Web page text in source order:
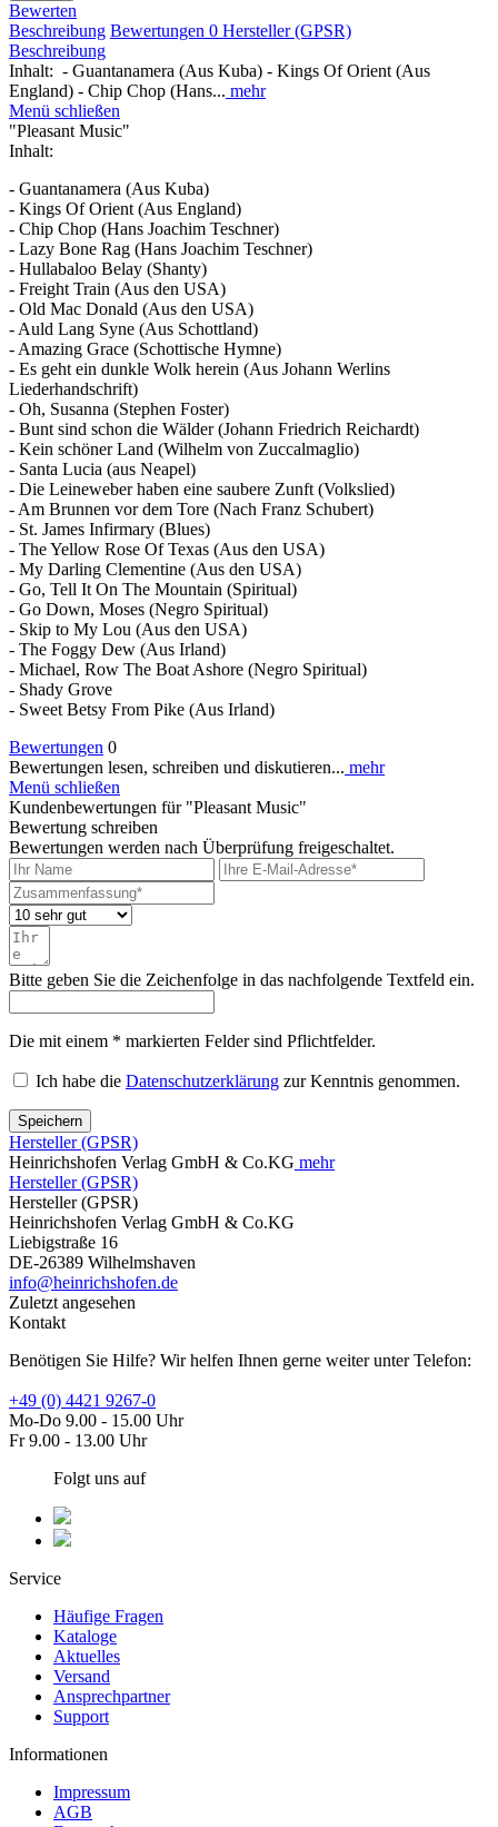
Bewerten
Beschreibung Bewertungen 0 Hersteller (GPSR)
Beschreibung
Inhalt: - Guantanamera (Aus Kuba) - Kings Of Orient (Aus
England) - Chip Chop (Hans... mehr
Menü schließen
"Pleasant Music"
Inhalt:
- Guantanamera (Aus Kuba)
- Kings Of Orient (Aus England)
- Chip Chop (Hans Joachim Teschner)
- Lazy Bone Rag (Hans Joachim Teschner)
- Hullabaloo Belay (Shanty)
- Freight Train (Aus den USA)
- Old Mac Donald (Aus den USA)
- Auld Lang Syne (Aus Schottland)
- Amazing Grace (Schottische Hymne)
- Es geht ein dunkle Wolk herein (Aus Johann Werlins
Liederhandschrift)
- Oh, Susanna (Stephen Foster)
- Bunt sind schon die Wälder (Johann Friedrich Reichardt)
- Kein schöner Land (Wilhelm von Zuccalmaglio)
- Santa Lucia (aus Neapel)
- Die Leineweber haben eine saubere Zunft (Volkslied)
- Am Brunnen vor dem Tore (Nach Franz Schubert)
- St. James Infirmary (Blues)
- The Yellow Rose Of Texas (Aus den USA)
- My Darling Clementine (Aus den USA)
- Go, Tell It On The Mountain (Spiritual)
- Go Down, Moses (Negro Spiritual)
- Skip to My Lou (Aus den USA)
- The Foggy Dew (Aus Irland)
- Michael, Row The Boat Ashore (Negro Spiritual)
- Shady Grove
- Sweet Betsy From Pike (Aus Irland)
Bewertungen 0
Bewertungen lesen, schreiben und diskutieren... mehr
Menü schließen
Kundenbewertungen für "Pleasant Music"
Bewertung schreiben
Bewertungen werden nach Überprüfung freigeschaltet.
Bitte geben Sie die Zeichenfolge in das nachfolgende Textfeld ein.
Die mit einem * markierten Felder sind Pflichtfelder.
Ich habe die Datenschutzerklärung zur Kenntnis genommen.
Speichern
Hersteller (GPSR)
Heinrichshofen Verlag GmbH & Co.KG mehr
Hersteller (GPSR)
Hersteller (GPSR)
Heinrichshofen Verlag GmbH & Co.KG
Liebigstraße 16
DE-26389 Wilhelmshaven
info@heinrichshofen.de
Zuletzt angesehen
Kontakt
Benötigen Sie Hilfe? Wir helfen Ihnen gerne weiter unter Telefon:
+49 (0) 4421 9267-0
Mo-Do 9.00 - 15.00 Uhr
Fr 9.00 - 13.00 Uhr
Folgt uns auf
Service
Häufige Fragen
Kataloge
Aktuelles
Versand
Ansprechpartner
Support
Informationen
Impressum
AGB